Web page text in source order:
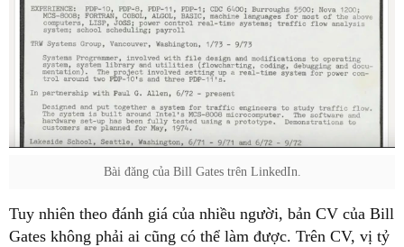
Bài đăng của Bill Gates trên LinkedIn.
Tuy nhiên theo đánh giá của nhiều người, bản CV của Bill
Gates không phải ai cũng có thể làm được. Trên CV, vị tỷ